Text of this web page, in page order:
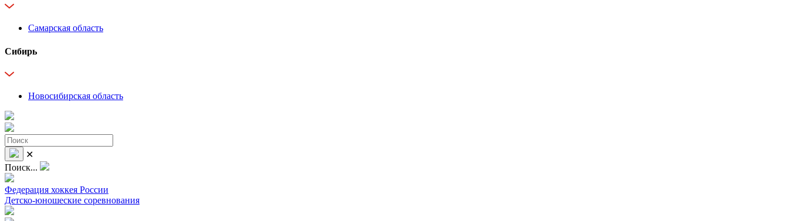
Самарская область
Сибирь
Новосибирская область
✕
Поиск...
Федерация хоккея России
Детско-юношеские соревнования